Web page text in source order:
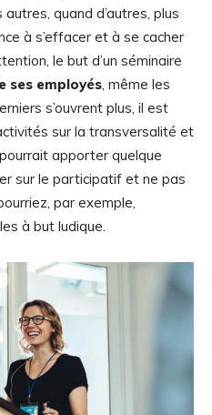
quand d’autres, plus
à s’effacer et à se cacher
le but d’un séminaire
ses employés, même les
s’ouvrent plus, il est
sur la transversalité et
apporter quelque
sur le participatif et ne pas
par exemple,
à but ludique.